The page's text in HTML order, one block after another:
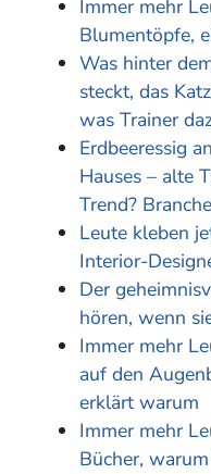
Immer mehr
Blumentöpfe,
Was hinter
steckt, das
was Trainer
Erdbeeressig
Hauses – alte
Trend?
Leute kleben
Interior-
Der
hören, wenn
Immer mehr
auf den
erklärt warum
Immer mehr
Bücher,